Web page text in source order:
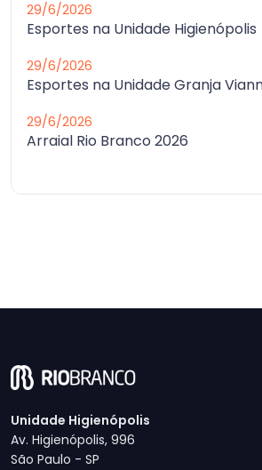
29/6/2026
Esportes na Unidade Higienópolis
29/6/2026
Esportes na Unidade Granja
29/6/2026
Arraial Rio Branco 2026
Unidade Higienópolis
Av. Higienópolis, 996
São Paulo - SP